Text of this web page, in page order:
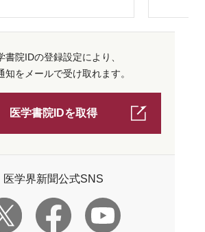
書院IDの登録設定により、
知をメールで受け取れます。
医学書院IDを取得
医学界新聞公式SNS